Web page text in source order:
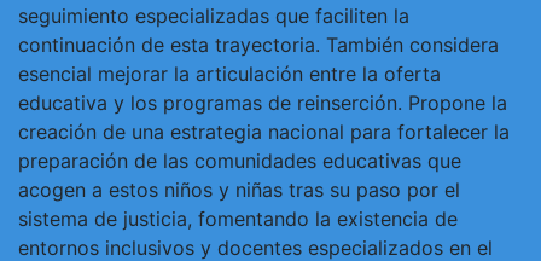
seguimiento especializadas que faciliten la
continuación de esta trayectoria. También considera
esencial mejorar la articulación entre la oferta
educativa y los programas de reinserción. Propone la
creación de una estrategia nacional para fortalecer la
preparación de las comunidades educativas que
acogen a estos niños y niñas tras su paso por el
sistema de justicia, fomentando la existencia de
entornos inclusivos y docentes especializados en el